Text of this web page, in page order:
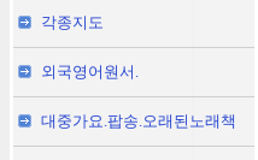
각종지도
외국영어원서.
대중가요.팝송.오래된노래책